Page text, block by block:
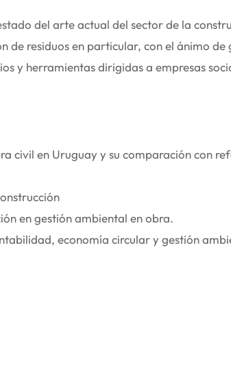
del arte actual del sector de la
de residuos en particular, con el ánimo de
y herramientas dirigidas a empresas
civil en Uruguay y su comparación con
en gestión ambiental en obra.
economía circular y gestión